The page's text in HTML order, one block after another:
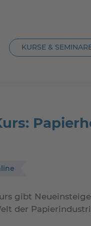
KURSE &
gibt
der